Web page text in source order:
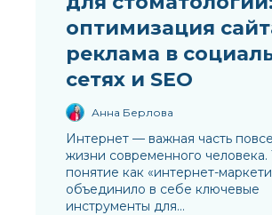
оптимизация
реклама в
сетях и SEO
Анна Берлова
Интернет — важная часть
жизни современного человека.
понятие как «интернет-
объединило в себе ключевые
инструменты для...